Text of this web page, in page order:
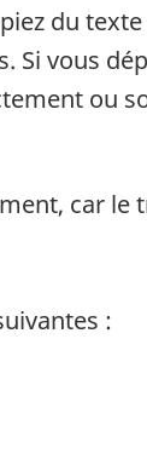
du
Si vous
ou
car le
: